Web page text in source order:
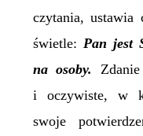
czytania, ustawia
świetle: Pan jest
na osoby.
i oczywiste, w
swoje